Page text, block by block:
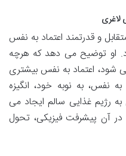
لاغری
و قدرتمند اعتماد به نفس
او توضیح می دهد که هرچه
شود، اعتماد به نفس بیشتری
نفس، به نوبه خود، انگیزه
رژیم غذایی سالم ایجاد می
آن پیشرفت فیزیکی، تحول